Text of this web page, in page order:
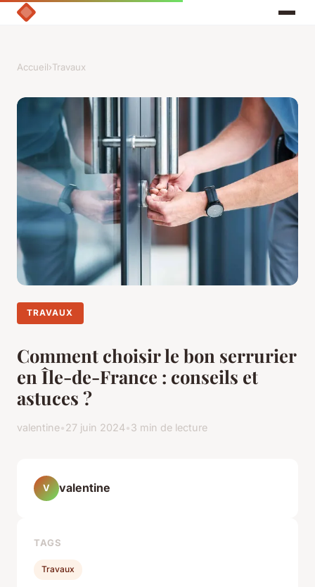
Accueil›Travaux
TRAVAUX
Comment choisir le bon serrurier
en Île-de-France : conseils et
astuces ?
valentine•27 juin 2024•3 min de lecture
V valentine
TAGS
Travaux